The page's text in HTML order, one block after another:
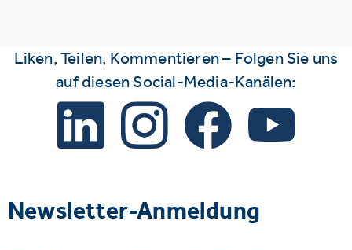
Liken, Teilen, Kommentieren – Folgen Sie uns
auf diesen Social-Media-Kanälen:
Newsletter-Anmeldung